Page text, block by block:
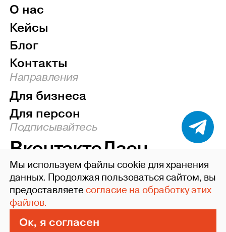
О нас
Кейсы
Блог
Контакты
Направления
Для бизнеса
Для персон
Подписывайтесь
ВконтактеДзен
Наверх
©2004-26 ideafixgroup
Политика конфиденциальности
Пользовательское соглашение
Сделано в Xpage
Мы используем файлы cookie для хранения
данных. Продолжая пользоваться сайтом, вы
предоставляетесогласие на обработку этих
файлов.
Ок, я согласен